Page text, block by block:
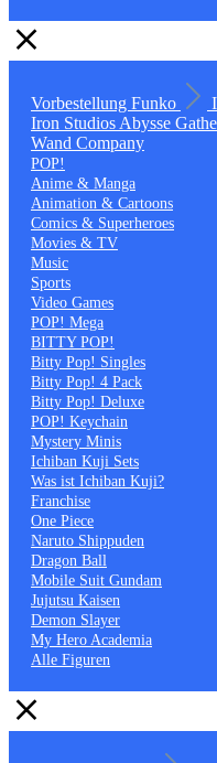
Vorbestellung Funko
Iron Studios Abysse
Wand Company
POP!
Anime & Manga
Animation & Cartoons
Comics & Superheroes
Movies & TV
Music
Sports
Video Games
POP! Mega
BITTY POP!
Bitty Pop! Singles
Bitty Pop! 4 Pack
Bitty Pop! Deluxe
POP! Keychain
Mystery Minis
Ichiban Kuji Sets
Was ist Ichiban Kuji?
Franchise
One Piece
Naruto Shippuden
Dragon Ball
Mobile Suit Gundam
Jujutsu Kaisen
Demon Slayer
My Hero Academia
Alle Figuren